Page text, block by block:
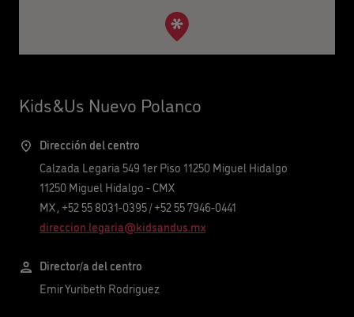
Kids&Us Nuevo Polanco
Dirección del centro
Calzada Legaria 549 1er Piso 11250 Miguel Hidalgo
11250Miguel Hidalgo-CMX
MX,+52 55 8031-0395/+52 55 7946-0441
direccion.legaria@kidsandus.mx
Director/a del centro
Emir Yuribeth Rodriguez